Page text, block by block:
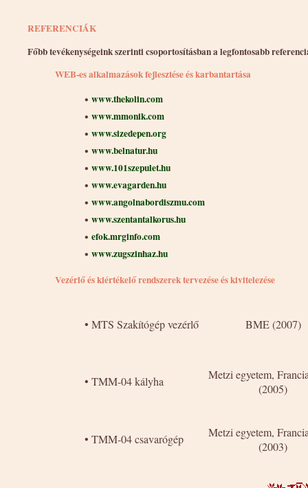
REFERENCIÁK
Főbb tevékenységeink szerinti csoportosításban a legfontosabb
WEB-es alkalmazások fejlesztése és karbantartása
• www.thekolin.com
• www.mmonik.com
• www.sizedepen.org
• www.belnatur.hu
• www.101szepulet.hu
• www.evagarden.hu
• www.angolnabordiszmu.com
• www.szentantalkorus.hu
• efok.mrginfo.com
• www.zugszinhaz.hu
Vezérlő és kiértékelő rendszerek tervezése és kivitelezése
• MTS Szakítógép vezérlő BME (2007)
• TMM-04 kályha
Metzi egyetem,
(2005)
• TMM-04 csavarógép
Metzi egyetem,
(2003)